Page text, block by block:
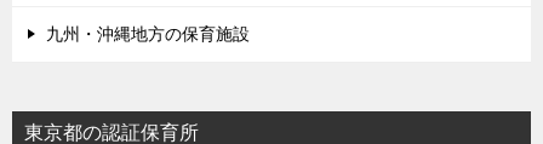
九州・沖縄地方の保育施設
東京都の認証保育所